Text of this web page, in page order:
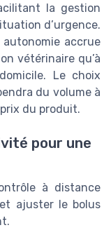
la gestion
d’urgence.
accrue
vétérinaire qu’à
Le choix
du volume à
du produit.
pour une
à distance
ajuster le bolus